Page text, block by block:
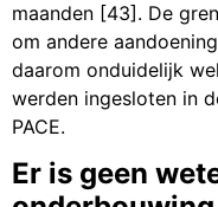
maanden [43]. De
om andere
daarom onduidelijk
werden ingesloten in
PACE.
Er is geen